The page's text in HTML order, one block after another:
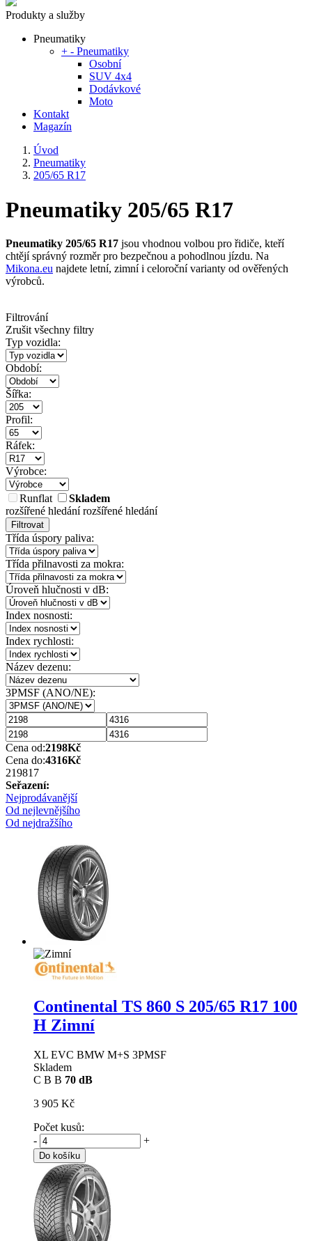
Produkty a služby
Pneumatiky
+ - Pneumatiky
Osobní
SUV 4x4
Dodávkové
Moto
Kontakt
Magazín
Úvod
Pneumatiky
205/65 R17
Pneumatiky 205/65 R17
Pneumatiky 205/65 R17 jsou vhodnou volbou pro řidiče, kteří
chtějí správný rozměr pro bezpečnou a pohodlnou jízdu. Na
Mikona.eu najdete letní, zimní i celoroční varianty od ověřených
výrobců.
Filtrování
Zrušit všechny filtry
Typ vozidla:
Období:
Šířka:
Profil:
Ráfek:
Výrobce:
Runflat
Skladem
rozšířené hledánírozšířené hledání
Filtrovat
Třída úspory paliva:
Třída přilnavosti za mokra:
Úroveň hlučnosti v dB:
Index nosnosti:
Index rychlosti:
Název dezenu:
3PMSF (ANO/NE):
Cena od:2198Kč
Cena do:4316Kč
219817
Seřazení:
Nejprodávanější
Od nejlevnějšího
Od nejdražšího
Continental TS 860 S 205/65 R17 100
H Zimní
XL EVC BMW M+S 3PMSF
Skladem
C B B 70 dB
3 905 Kč
Počet kusů:
-
+
Do košíku